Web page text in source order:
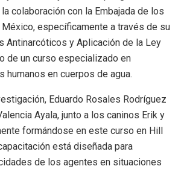
colaboración con la Embajada de los
México, específicamente a través de su
Antinarcóticos y Aplicación de la Ley
de un curso especializado en
humanos en cuerpos de agua.
Eduardo Rosales Rodríguez
Ayala, junto a los caninos Erik y
formándose en este curso en Hill
está diseñada para
de los agentes en situaciones